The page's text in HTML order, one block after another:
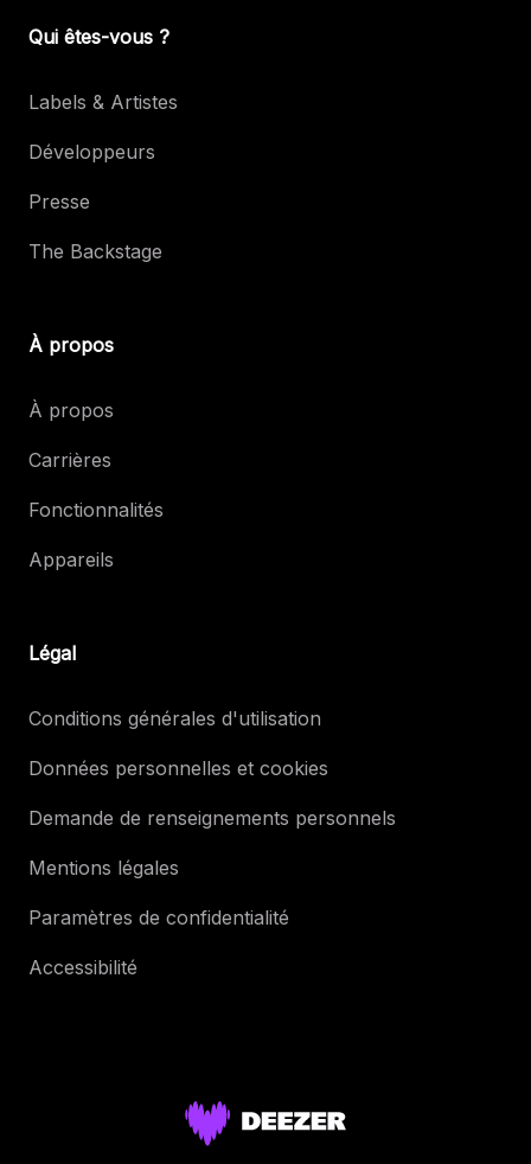
Qui êtes-vous ?
Labels & Artistes
Développeurs
Presse
The Backstage
À propos
À propos
Carrières
Fonctionnalités
Appareils
Légal
Conditions générales d'utilisation
Données personnelles et cookies
Demande de renseignements personnels
Mentions légales
Paramètres de confidentialité
Accessibilité